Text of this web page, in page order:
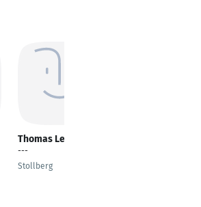
Thomas Leisching
---
Stollberg